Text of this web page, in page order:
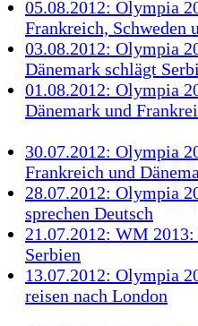
05.08.2012: Olympia
Frankreich, Schweden
03.08.2012: Olympia
Dänemark schlägt
01.08.2012: Olympia
Dänemark und
30.07.2012: Olympia
Frankreich und
28.07.2012: Olympia
sprechen Deutsch
21.07.2012: WM
Serbien
13.07.2012: Olympia
reisen nach London